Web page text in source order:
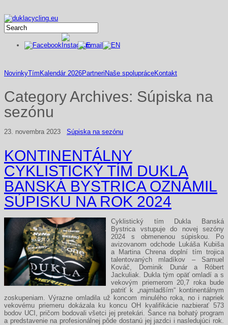
NovinkyTím Kalendár 2026Partneri Naše spolupráceKontakt
Category Archives: Súpiska na
sezónu
23. novembra 2023 Súpiska na sezónu
KONTINENTÁLNY
CYKLISTICKÝ TÍM DUKLA
BANSKÁ BYSTRICA OZNÁMIL
SÚPISKU NA ROK 2024
Cyklistický tím Dukla Banská
Bystrica vstupuje do novej sezóny
2024 s obmenenou súpiskou. Po
avizovanom odchode Lukáša Kubiša
a Martina Chrena doplní tím trojica
talentovaných mladíkov – Samuel
Kováč, Dominik Dunár a Róbert
Jackuliak. Dukla tým opäť omladí a s
vekovým priemerom 20,7 roka bude
patriť k „najmladším“ kontinentálnym
zoskupeniam. Výrazne omladila už koncom minulého roka, no i napriek
vekovému priemeru dokázala ku koncu OH kvalifikácie nazbierať 573
bodov UCI, pričom bodovali všetci jej pretekári. Šance na bohatý program
a predstavenie na profesionálnej pôde dostanú jej jazdci i nasledujúci rok.